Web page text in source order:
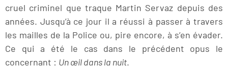
cruel criminel que traque Martin Servaz depuis des
années. Jusqu’à ce jour il a réussi à passer à travers
les mailles de la Police ou, pire encore, à s’en évader.
Ce qui a été le cas dans le précédent opus le
concernant : Un œil dans la nuit.